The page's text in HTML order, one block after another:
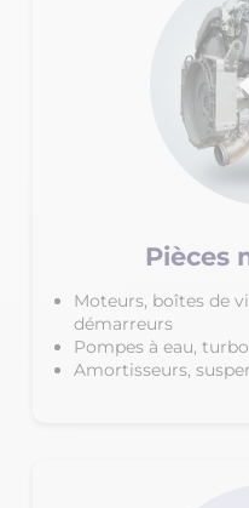
Pièces
Moteurs, boîtes de
démarreurs
Pompes à eau,
Amortisseurs,